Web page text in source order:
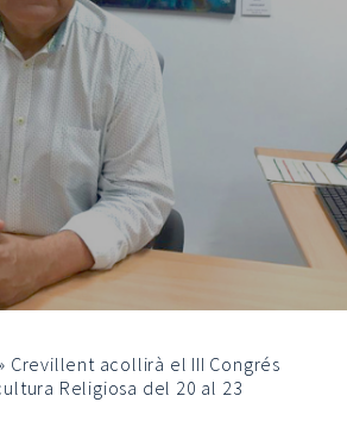
Crevillent acollirà el III Congrés
Religiosa del 20 al 23